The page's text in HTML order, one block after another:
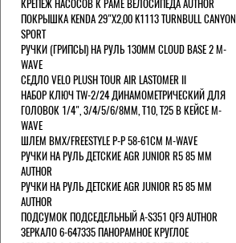
КРЕПЕЖ НАСОСОВ К РАМЕ ВЕЛОСИПЕДА AUTHOR
ПОКРЫШКА KENDA 29"Х2,00 K1113 TURNBULL CANYON
SPORT
РУЧКИ (ГРИПСЫ) НА РУЛЬ 130ММ CLOUD BASE 2 M-
WAVE
СЕДЛО VELO PLUSH TOUR AIR LASTOMER II
НАБОР КЛЮЧ TW-2/24 ДИНАМОМЕТРИЧЕСКИЙ ДЛЯ
ГОЛОВОК 1/4", 3/4/5/6/8ММ, T10, T25 В КЕЙСЕ M-
WAVE
ШЛЕМ ВМХ/FREESTYLE Р-Р 58-61СМ M-WAVE
РУЧКИ НА РУЛЬ ДЕТСКИЕ AGR JUNIOR R5 85 ММ
AUTHOR
РУЧКИ НА РУЛЬ ДЕТСКИЕ AGR JUNIOR R5 85 ММ
AUTHOR
ПОДСУМОК ПОДСЕДЕЛЬНЫЙ A-S351 QF9 AUTHOR
ЗЕРКАЛО 6-647335 ПАНОРАМНОЕ КРУГЛОЕ